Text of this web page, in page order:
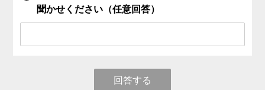
聞かせください（任意回答）
回答する